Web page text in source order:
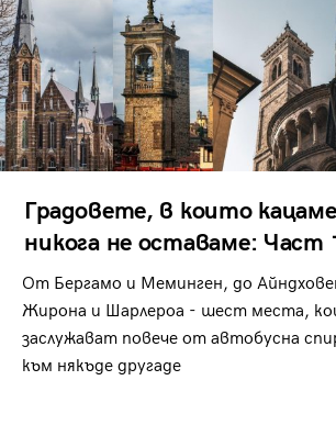
Градовете, в които
никога не оставаме: Част
От Бергамо и Меминген, до
Жирона и Шарлероа - шест места,
заслужават повече от автобусна
към някъде другаде